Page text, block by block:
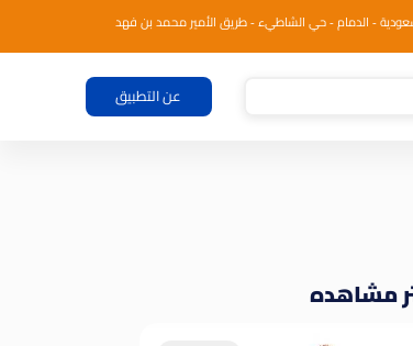
- الدمام - حي الشاطيء - طريق الأمير محمد بن فهد
عن التطبيق
مشاهده